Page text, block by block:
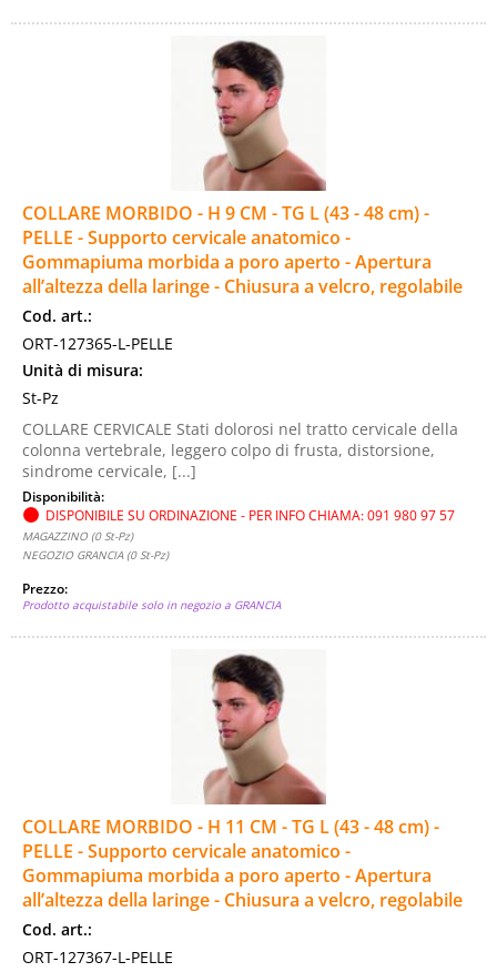
COLLARE MORBIDO - H 9 CM - TG L (43 - 48 cm) -
PELLE - Supporto cervicale anatomico -
Gommapiuma morbida a poro aperto - Apertura
all’altezza della laringe - Chiusura a velcro, regolabile
Cod. art.:
ORT-127365-L-PELLE
Unità di misura:
St-Pz
COLLARE CERVICALE Stati dolorosi nel tratto cervicale della
colonna vertebrale, leggero colpo di frusta, distorsione,
sindrome cervicale, [...]
Disponibilità:
DISPONIBILE SU ORDINAZIONE - PER INFO CHIAMA: 091 980 97 57
MAGAZZINO (0 St-Pz)
NEGOZIO GRANCIA (0 St-Pz)
Prezzo:
Prodotto acquistabile solo in negozio a GRANCIA
COLLARE MORBIDO - H 11 CM - TG L (43 - 48 cm) -
PELLE - Supporto cervicale anatomico -
Gommapiuma morbida a poro aperto - Apertura
all’altezza della laringe - Chiusura a velcro, regolabile
Cod. art.:
ORT-127367-L-PELLE